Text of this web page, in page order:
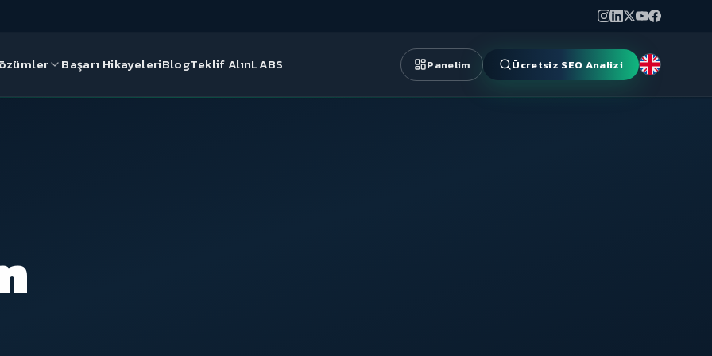
Başarı HikayeleriBlogTeklif AlınLABS Panelim Ücretsiz SEO Analizi